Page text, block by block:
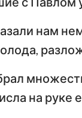
Навин
Царств
Царств
нам
на руке